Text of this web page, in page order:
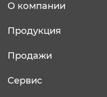
О компании
Продукция
Продажи
Сервис